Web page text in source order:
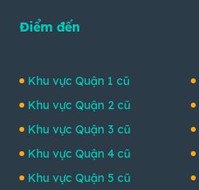
Điểm đến
Khu vực Quận 1 cũ
Khu vực Quận 2 cũ
Khu vực Quận 3 cũ
Khu vực Quận 4 cũ
Khu vực Quận 5 cũ